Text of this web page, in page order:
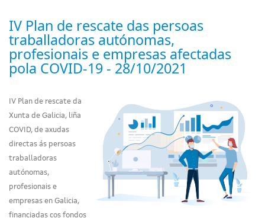
IV Plan de rescate das persoas
traballadoras autónomas,
profesionais e empresas afectadas
pola COVID-19 - 28/10/2021
IV Plan de rescate da
Xunta de Galicia, liña
COVID, de axudas
directas ás persoas
traballadoras
autónomas,
profesionais e
empresas en Galicia,
financiadas cos fondos